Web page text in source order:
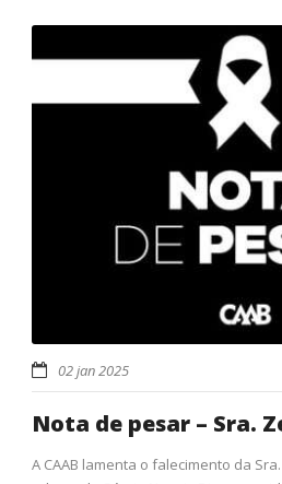
02 jan 2025
Nota de pesar – Sra.
A CAAB lamenta o falecimento da